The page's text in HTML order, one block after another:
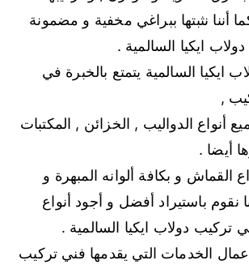
أننا نثبتها ببراغي مخفية و مضمونة
ايكيا السالمية .
ايكيا السالمية يتمتع بالخبرة في
,
أنواع الدواليب , الخزائن , المكتبات
أيضا .
القماش و بكافة ألوانه المبهرة و
نقوم باستيراد أفضل و أجود أنواع
دولاب ايكيا السالمية .
الخدمات التي يقدمها فني تركيب